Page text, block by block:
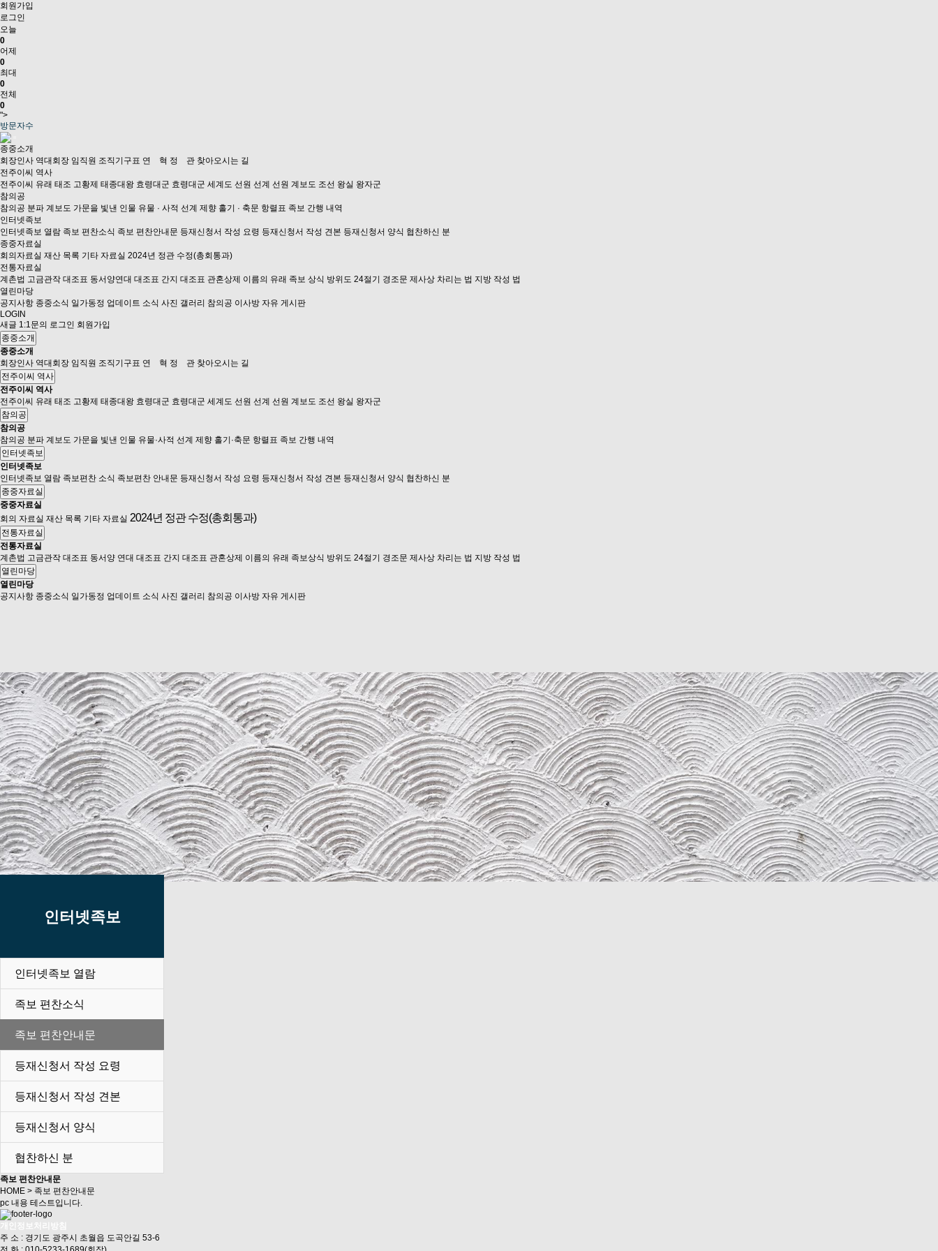
회원가입
로그인
오늘
0
어제
0
최대
0
전체
0
">
방문자수
종중소개
회장인사 역대회장 임직원 조직기구표 연 혁 정 관 찾아오시는 길
전주이씨 역사
전주이씨 유래 태조 고황제 태종대왕 효령대군 효령대군 세계도 선원 선계 선원 계보도 조선 왕실 왕자군
참의공
참의공 분파 계보도 가문을 빛낸 인물 유물 · 사적 선계 제향 홀기 · 축문 항렬표 족보 간행 내역
인터넷족보
인터넷족보 열람 족보 편찬소식 족보 편찬안내문 등재신청서 작성 요령 등재신청서 작성 견본 등재신청서 양식 협찬하신 분
종중자료실
회의자료실 재산 목록 기타 자료실 2024년 정관 수정(총회통과)
전통자료실
계촌법 고금관작 대조표 동서양연대 대조표 간지 대조표 관혼상제 이름의 유래 족보 상식 방위도 24절기 경조문 제사상 차리는 법 지방 작성 법
열린마당
공지사항 종중소식 일가동정 업데이트 소식 사진 갤러리 참의공 이사방 자유 게시판
LOGIN
새글 1:1문의 로그인 회원가입
종중소개
종중소개
회장인사 역대회장 임직원 조직기구표 연 혁 정 관 찾아오시는 길
전주이씨 역사
전주이씨 역사
전주이씨 유래 태조 고황제 태종대왕 효령대군 효령대군 세계도 선원 선계 선원 계보도 조선 왕실 왕자군
참의공
참의공
참의공 분파 계보도 가문을 빛낸 인물 유물·사적 선계 제향 홀기·축문 항렬표 족보 간행 내역
인터넷족보
인터넷족보
인터넷족보 열람 족보편찬 소식 족보편찬 안내문 등재신청서 작성 요령 등재신청서 작성 견본 등재신청서 양식 협찬하신 분
종중자료실
중중자료실
회의 자료실 재산 목록 기타 자료실 2024년 정관 수정(총회통과)
전통자료실
전통자료실
계촌법 고금관작 대조표 동서양 연대 대조표 간지 대조표 관혼상제 이름의 유래 족보상식 방위도 24절기 경조문 제사상 차리는 법 지방 작성 법
열린마당
열린마당
공지사항 종중소식 일가동정 업데이트 소식 사진 갤러리 참의공 이사방 자유 게시판
인터넷족보
인터넷족보 열람
족보 편찬소식
족보 편찬안내문
등재신청서 작성 요령
등재신청서 작성 견본
등재신청서 양식
협찬하신 분
족보 편찬안내문
HOME > 족보 편찬안내문
pc 내용 테스트입니다.
개인정보처리방침
주 소 : 경기도 광주시 초월읍 도곡안길 53-6